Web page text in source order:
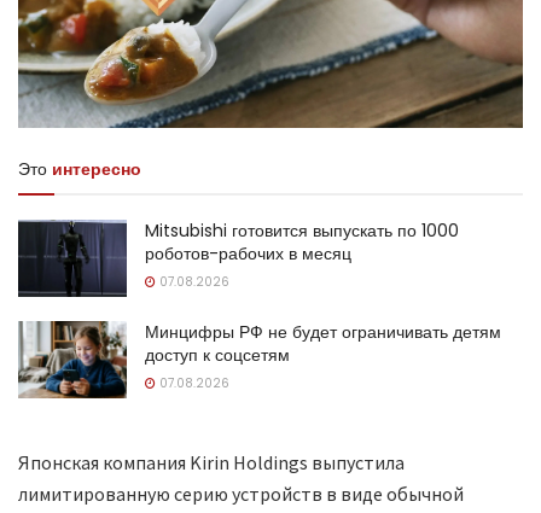
Это интересно
Mitsubishi готовится выпускать по 1000
роботов-рабочих в месяц
07.08.2026
Минцифры РФ не будет ограничивать детям
доступ к соцсетям
07.08.2026
Японская компания Kirin Holdings выпустила
лимитированную серию устройств в виде обычной